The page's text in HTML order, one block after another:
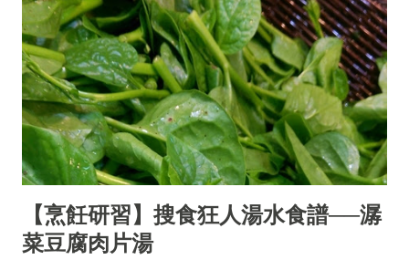
【烹飪研習】搜食狂人湯水食譜──潺
菜豆腐肉片湯